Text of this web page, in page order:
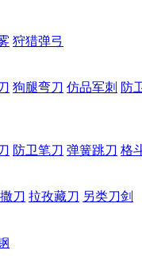
狩猎弹弓
狗腿弯刀 仿品军刺 防
防卫笔刀 弹簧跳刀 格
刀 拉孜藏刀 另类刀剑